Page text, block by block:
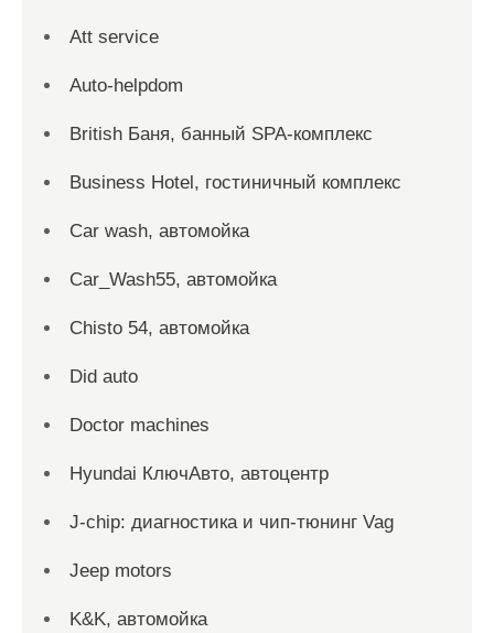
Att service
Auto-helpdom
British Баня, банный SPA-комплекс
Business Hotel, гостиничный комплекс
Car wash, автомойка
Car_Wash55, автомойка
Chisto 54, автомойка
Did auto
Doctor machines
Hyundai КлючАвто, автоцентр
J-chip: диагностика и чип-тюнинг Vag
Jeep motors
K&K, автомойка